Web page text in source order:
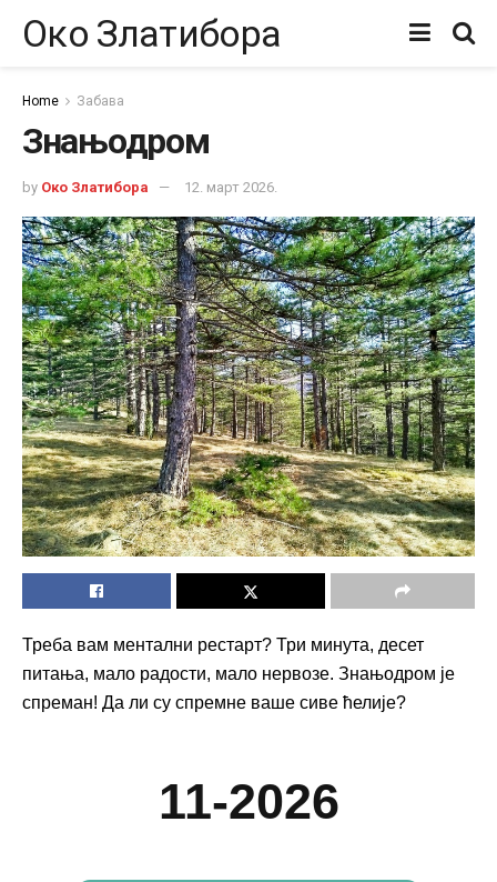
Око Златибора
Home Забава
Знањодром
by Око Златибора 12. март 2026.
Треба вам ментални рестарт? Три минута, десет
питања, мало радости, мало нервозе. Знањодром је
спреман! Да ли су спремне ваше сиве ћелије?
11-2026